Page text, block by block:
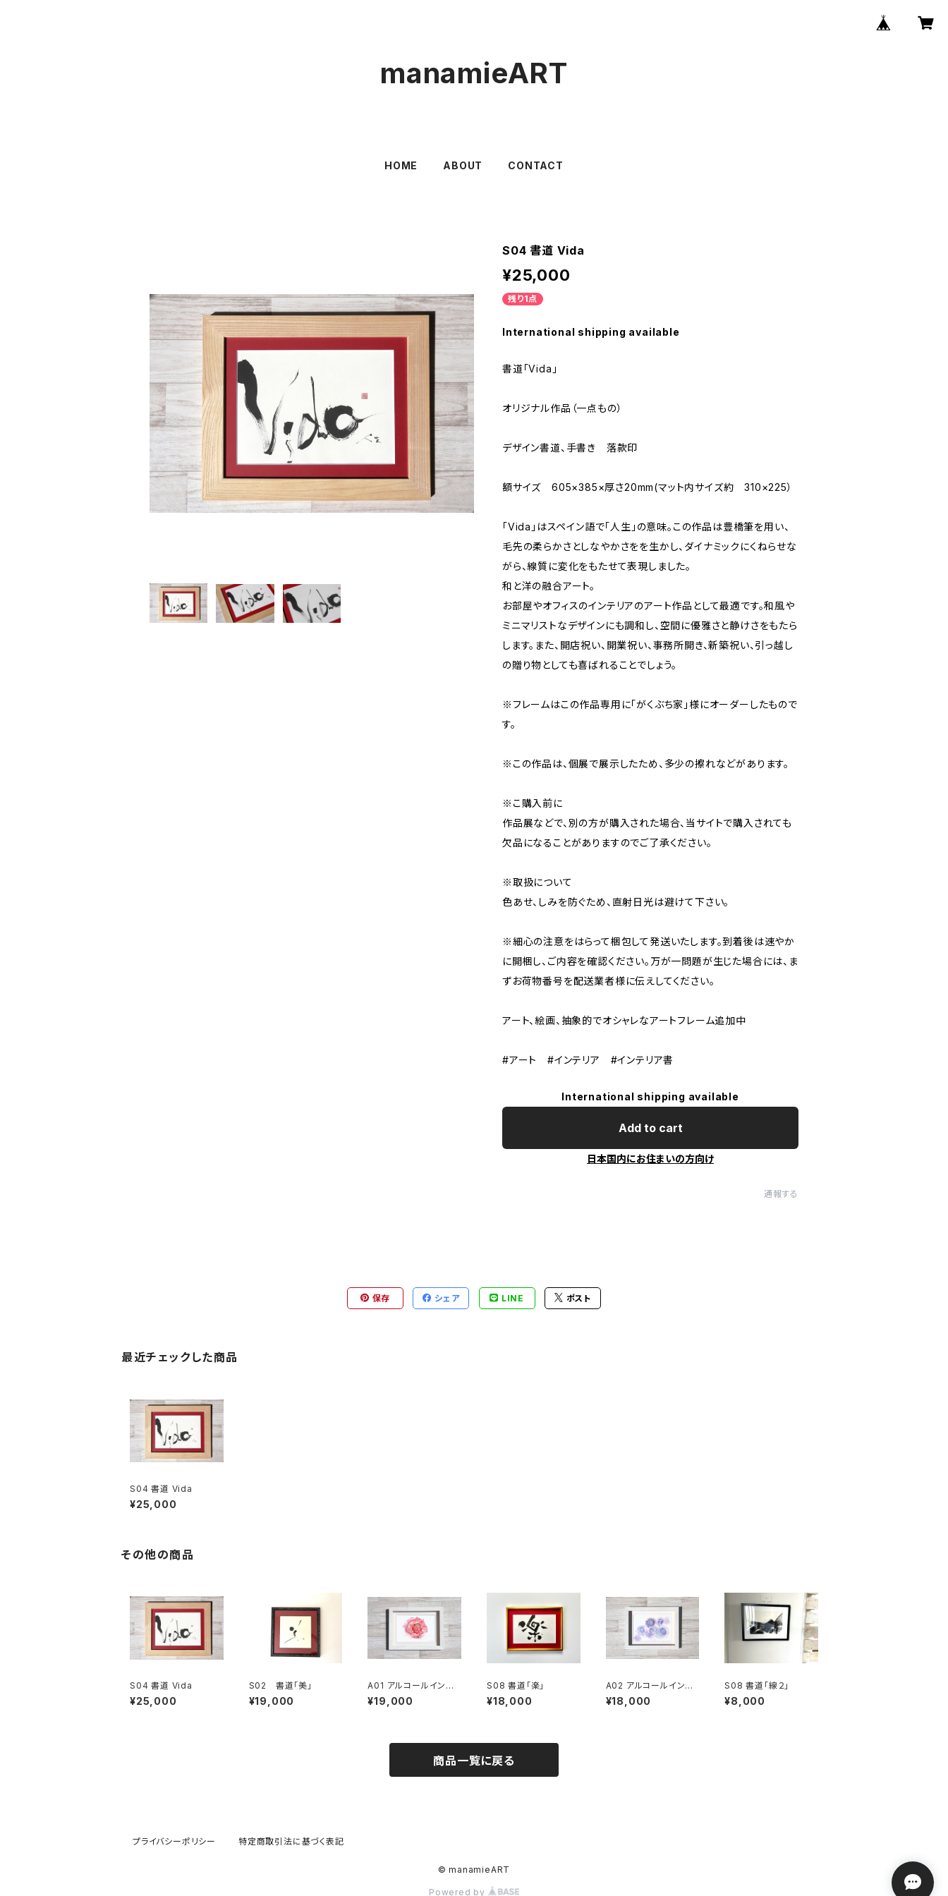
manamieART
HOME ABOUT CONTACT
S04 書道 Vida
¥25,000
残り1点
International shipping available
書道「Vida」
オリジナル作品（一点もの）
デザイン書道、手書き 落款印
額サイズ 605×385×厚さ20mm(マット内サイズ約 310×225）
「Vida」はスペイン語で「人生」の意味。この作品は豊橋筆を用い、
毛先の柔らかさとしなやかさをを生かし、ダイナミックにくねらせな
がら、線質に変化をもたせて表現しました。
和と洋の融合アート。
お部屋やオフィスのインテリアのアート作品として最適です。和風や
ミニマリストなデザインにも調和し、空間に優雅さと静けさをもたら
します。また、開店祝い、開業祝い、事務所開き、新築祝い、引っ越し
の贈り物としても喜ばれることでしょう。
※フレームはこの作品専用に「がくぶち家」様にオーダーしたもので
す。
※この作品は、個展で展示したため、多少の擦れなどがあります。
※こ購入前に
作品展などで、別の方が購入された場合、当サイトで購入されても
欠品になることがありますのでご了承ください。
※取扱について
色あせ、しみを防ぐため、直射日光は避けて下さい。
※細心の注意をはらって梱包して発送いたします。到着後は速やか
に開梱し、ご内容を確認ください。万が一問題が生じた場合には、ま
ずお荷物番号を配送業者様に伝えしてください。
アート、絵画、抽象的でオシャレなアートフレーム追加中
#アート #インテリア #インテリア書
International shipping available
Add to cart
日本国内にお住まいの方向け
通報する
保存 シェア LINE ポスト
最近チェックした商品
S04 書道 Vida
¥25,000
その他の商品
S04 書道 Vida
¥25,000
S02 書道「美」
¥19,000
A01 アルコールインク
バラ1輪
¥19,000
S08 書道「楽」
¥18,000
A02 アルコールインク
アート「バラ-パープル」
¥18,000
S08 書道「線２」
¥8,000
商品一覧に戻る
プライバシーポリシー 特定商取引法に基づく表記
© manamieART
Powered by